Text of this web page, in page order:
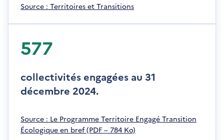
e
n
u
v
l
l
e
n
S
o
v
d
a
s
u
Source : Territoires et Transitions
577
collectivités engagées au 31
décembre 2024.
S
'
Source : Le Programme Territoire Engagé Transition
Écologique en bref (PDF – 784 Ko)